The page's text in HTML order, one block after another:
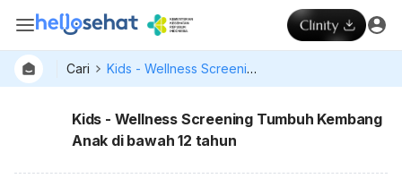
Cari Kids - Wellness Screening Tumbuh Kembang Anak di bawah 12 tahun
Kids - Wellness Screening Tumbuh Kembang
Anak di bawah 12 tahun